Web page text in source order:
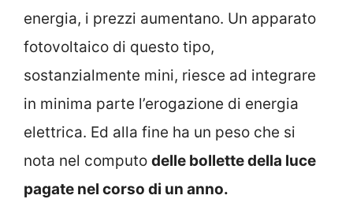
energia, i prezzi aumentano. Un apparato
fotovoltaico di questo tipo,
sostanzialmente mini, riesce ad integrare
in minima parte l’erogazione di energia
elettrica. Ed alla fine ha un peso che si
nota nel computo delle bollette della luce
pagate nel corso di un anno.